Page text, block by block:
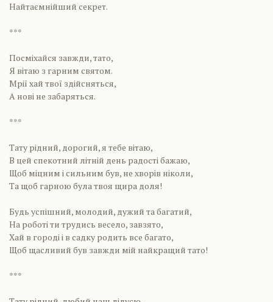
Найтаємнійший секрет.
***
Посміхайся завжди, тато,
Я вітаю з гарним святом.
Мрії хай твої здійсняться,
А нові не забаряться.
***
Тату рідний, дорогий, я тебе вітаю,
В цей спекотний літній день радості бажаю,
Щоб міцним і сильним був, не хворів ніколи,
Та щоб гарною була твоя щира доля!
Будь успішний, молодий, дужий та багатий,
На роботі ти трудись весело, завзято,
Хай в городі і в садку родить все багато,
Щоб щасливий був завжди мій найкращий тато!
***